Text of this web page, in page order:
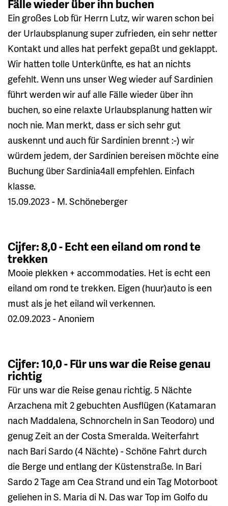
Fälle wieder über ihn buchen
Ein großes Lob für Herrn Lutz, wir waren schon bei
der Urlaubsplanung super zufrieden, ein sehr netter
Kontakt und alles hat perfekt gepaßt und geklappt.
Wir hatten tolle Unterkünfte, es hat an nichts
gefehlt. Wenn uns unser Weg wieder auf Sardinien
führt werden wir auf alle Fälle wieder über ihn
buchen, so eine relaxte Urlaubsplanung hatten wir
noch nie. Man merkt, dass er sich sehr gut
auskennt und auch für Sardinien brennt :-) wir
würdem jedem, der Sardinien bereisen möchte eine
Buchung über Sardinia4all empfehlen. Einfach
klasse.
15.09.2023 - M. Schöneberger
Cijfer: 8,0 - Echt een eiland om rond te
trekken
Mooie plekken + accommodaties. Het is echt een
eiland om rond te trekken. Eigen (huur)auto is een
must als je het eiland wil verkennen.
02.09.2023 - Anoniem
Cijfer: 10,0 - Für uns war die Reise genau
richtig
Für uns war die Reise genau richtig. 5 Nächte
Arzachena mit 2 gebuchten Ausflügen (Katamaran
nach Maddalena, Schnorcheln in San Teodoro) und
genug Zeit an der Costa Smeralda. Weiterfahrt
nach Bari Sardo (4 Nächte) - Schöne Fahrt durch
die Berge und entlang der Küstenstraße. In Bari
Sardo 2 Tage am Cea Strand und ein Tag Motorboot
geliehen in S. Maria di N. Das war Top im Golfo du